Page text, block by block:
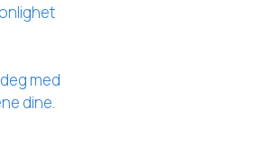
med
dine.